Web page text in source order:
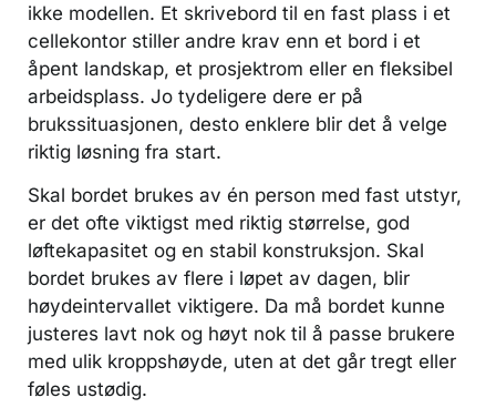
ikke modellen. Et skrivebord til en fast plass i et
cellekontor stiller andre krav enn et bord i et
åpent landskap, et prosjektrom eller en fleksibel
arbeidsplass. Jo tydeligere dere er på
brukssituasjonen, desto enklere blir det å velge
riktig løsning fra start.
Skal bordet brukes av én person med fast utstyr,
er det ofte viktigst med riktig størrelse, god
løftekapasitet og en stabil konstruksjon. Skal
bordet brukes av flere i løpet av dagen, blir
høydeintervallet viktigere. Da må bordet kunne
justeres lavt nok og høyt nok til å passe brukere
med ulik kroppshøyde, uten at det går tregt eller
føles ustødig.